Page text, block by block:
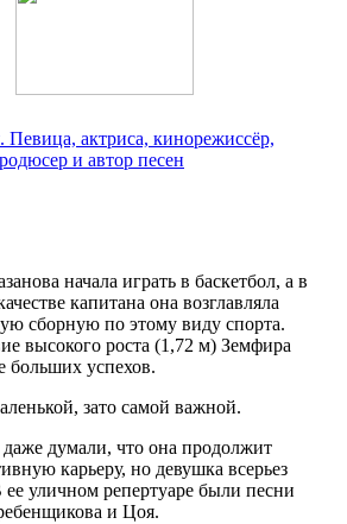
актриса, кинорежиссёр,
и автор песен
начала играть в баскетбол, а в
капитана она возглавляла
сборную по этому виду спорта.
высокого роста (1,72 м) Земфира
больших успехов.
зато самой важной.
думали, что она продолжит
карьеру, но девушка всерьез
уличном репертуаре были песни
и Цоя.